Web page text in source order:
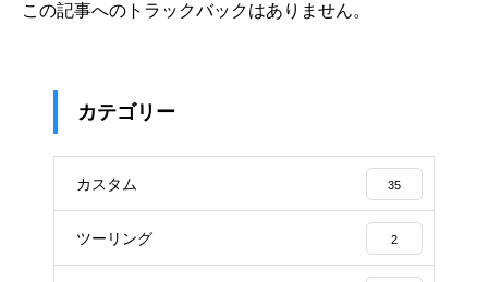
この記事へのトラックバックはありません。
カテゴリー
カスタム 35
ツーリング 2